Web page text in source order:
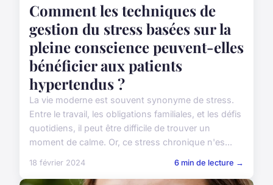
Comment les techniques de
gestion du stress basées sur la
pleine conscience peuvent-elles
bénéficier aux patients
hypertendus ?
La vie moderne est souvent synonyme de stress.
Entre le travail, les obligations familiales, et les défis
quotidiens, il peut être difficile de trouver un
moment de calme. Or, ce stress chronique n'es...
18 février 2024 6 min de lecture →